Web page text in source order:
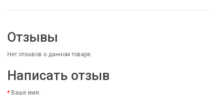
Отзывы
Нет отзывов о данном товаре.
Написать отзыв
Ваше имя: